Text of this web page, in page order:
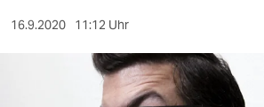
sport
16.9.2020 11:12 Uhr